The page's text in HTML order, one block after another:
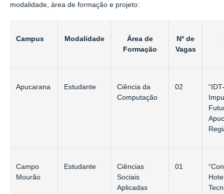
modalidade, área de formação e projeto:
Campus Modalidade
Área de
Formação
Nº de
Vagas
Apucarana Estudante
Ciência da
Computação
02
Campo
Mourão
Estudante
Ciências
Sociais
Aplicadas
01